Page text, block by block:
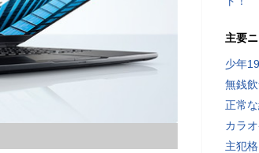
主要
少年
無銭
正常
カラ
主犯